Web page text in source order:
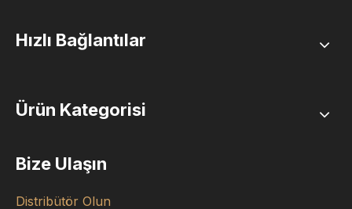
Hızlı Bağlantılar
Ürün Kategorisi
Bize Ulaşın
Distribütör Olun